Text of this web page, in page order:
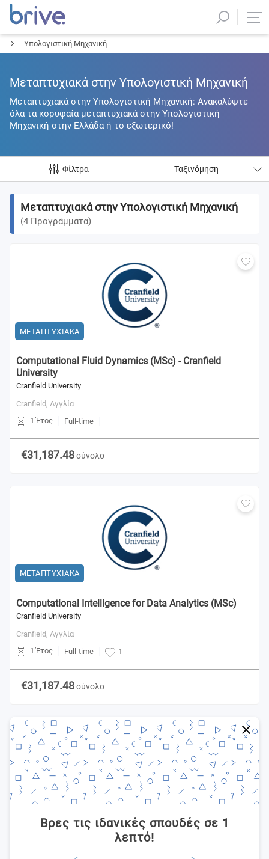
Υπολογιστική Μηχανική
Μεταπτυχιακά στην Υπολογιστική Μηχανική
Μεταπτυχιακά στην Υπολογιστική Μηχανική: Ανακαλύψτε
όλα τα κορυφαία μεταπτυχιακά στην Υπολογιστική
Μηχανική στην Ελλάδα ή το εξωτερικό!
Φίλτρα Ταξινόμηση
Μεταπτυχιακά στην Υπολογιστική Μηχανική
(4 Προγράμματα)
ΜΕΤΑΠΤΥΧΙΑΚΑ
Computational Fluid Dynamics (MSc) - Cranfield
University
Cranfield University
Cranfield, Αγγλία
1 Έτος
Full-time
€31,187.48σύνολο
ΜΕΤΑΠΤΥΧΙΑΚΑ
Computational Intelligence for Data Analytics (MSc)
Cranfield University
Cranfield, Αγγλία
1 Έτος
Full-time 1
€31,187.48σύνολο
Βρες τις ιδανικές σπουδές σε 1
λεπτό!